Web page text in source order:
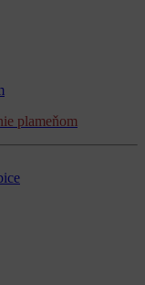
plameňom